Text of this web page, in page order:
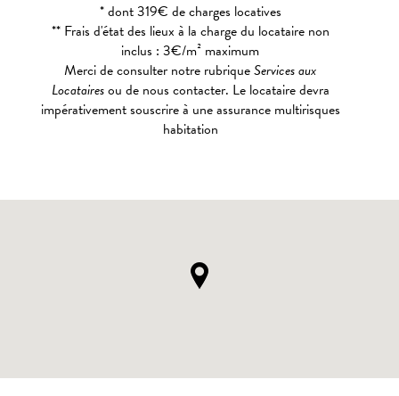
* dont 319€ de charges locatives
** Frais d'état des lieux à la charge du locataire non
inclus : 3€/m² maximum
Merci de consulter notre rubriqueServices aux
Locatairesou de nous contacter. Le locataire devra
impérativement souscrire à une assurance multirisques
habitation